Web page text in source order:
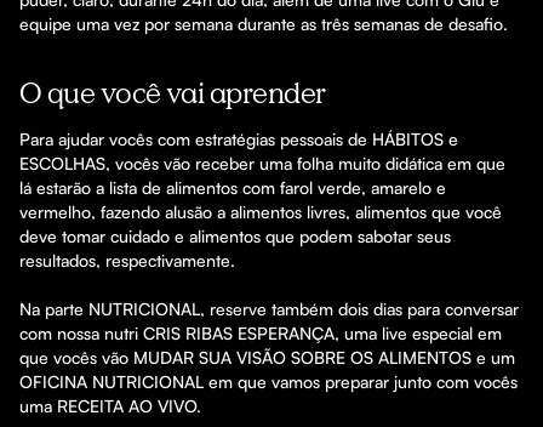
equipe uma vez por semana durante as três semanas de desafio.
O que você vai aprender
Para ajudar vocês com estratégias pessoais de HÁBITOS e
ESCOLHAS, vocês vão receber uma folha muito didática em que
lá estarão a lista de alimentos com farol verde, amarelo e
vermelho, fazendo alusão a alimentos livres, alimentos que você
deve tomar cuidado e alimentos que podem sabotar seus
resultados, respectivamente.
Na parte NUTRICIONAL, reserve também dois dias para conversar
com nossa nutri CRIS RIBAS ESPERANÇA, uma live especial em
que vocês vão MUDAR SUA VISÃO SOBRE OS ALIMENTOS e um
OFICINA NUTRICIONAL em que vamos preparar junto com vocês
uma RECEITA AO VIVO.